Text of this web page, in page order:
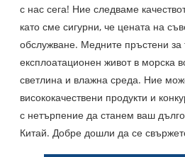
с нас сега! Ние следваме
като сме сигурни, че цената на
обслужване. Медните пръстени за
експлоатационен живот в морска
светлина и влажна среда. Ние
висококачествени продукти и
с нетърпение да станем ваш
Китай. Добре дошли да се